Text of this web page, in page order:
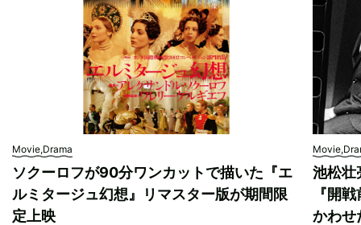
Movie,Drama
ソクーロフが90分ワンカットで描いた『エ
ルミタージュ幻想』リマスター版が期間限
定上映
池松壮
『開
かわせ